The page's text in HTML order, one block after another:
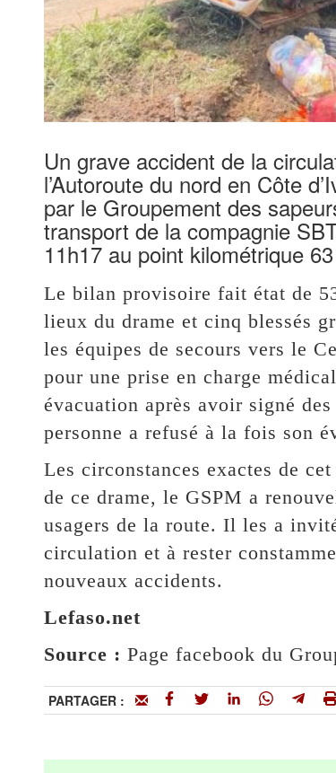
Un grave accident de la
l’Autoroute du nord en Côte
par le Groupement des
transport de la compagnie
11h17 au point kilométrique
Le bilan provisoire fait état de
lieux du drame et cinq blessés
les équipes de secours vers le
pour une prise en charge
évacuation après avoir signé
personne a refusé à la fois son
Les circonstances exactes de
de ce drame, le GSPM a
usagers de la route. Il les a
circulation et à rester
nouveaux accidents.
Lefaso.net
Source : Page facebook du
PARTAGER :